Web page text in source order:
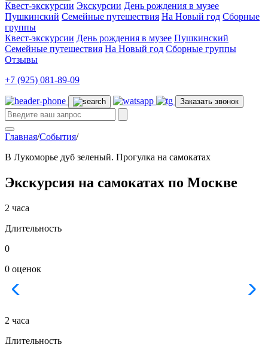
Квест-экскурсии Экскурсии День рождения в музее
Пушкинский Семейные путешествия На Новый год Сборные
группы
Квест-экскурсии День рождения в музее Пушкинский
Семейные путешествия На Новый год Сборные группы
Отзывы
+7 (925) 081-89-09
Заказать звонок
Главная/События/
В Лукоморье дуб зеленый. Прогулка на самокатах
Экскурсия на самокатах по Москве
2 часа
Длительность
0
0 оценок
2 часа
Длительность